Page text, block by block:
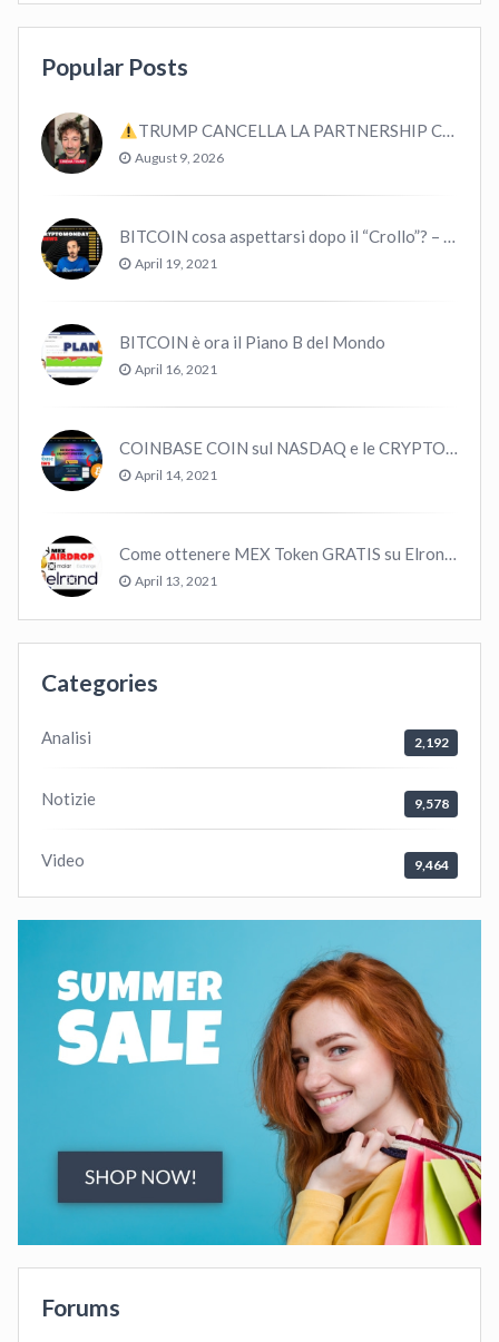
Popular Posts
TRUMP CANCELLA LA PARTNERSHIP CON CRYPTO.COM E CRO #bitcoin #crypto #trading
August 9, 2026
BITCOIN cosa aspettarsi dopo il “Crollo”? – CryptoMonday NEWS w16/’21
April 19, 2021
BITCOIN è ora il Piano B del Mondo
April 16, 2021
COINBASE COIN sul NASDAQ e le CRYPTO volano!
April 14, 2021
Come ottenere MEX Token GRATIS su Elrond ?
April 13, 2021
Categories
Analisi 2,192
Notizie 9,578
Video 9,464
Forums